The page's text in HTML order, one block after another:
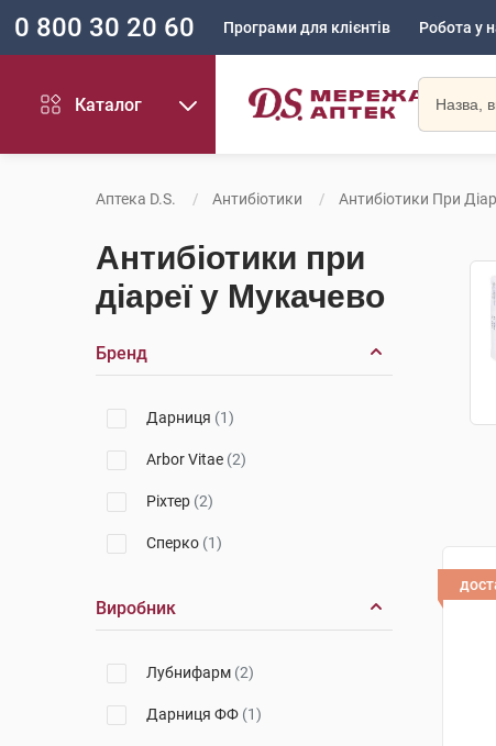
0 800 30 20 60 Програми для клієнтів Робота у
Каталог
Аптека D.S. Антибіотики Антибіотики При
Антибіотики при
діареї у Мукачево
Бренд
Дарниця (1)
Arbor Vitae (2)
Ріхтер (2)
Сперко (1)
Виробник
Лубнифарм (2)
Дарниця ФФ (1)